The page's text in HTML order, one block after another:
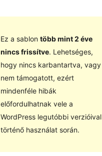
Ez a sablon több mint 2 éve
nincs frissítve. Lehetséges,
hogy nincs karbantartva, vagy
nem támogatott, ezért
mindenféle hibák
előfordulhatnak vele a
WordPress legutóbbi verzióival
történő használat során.